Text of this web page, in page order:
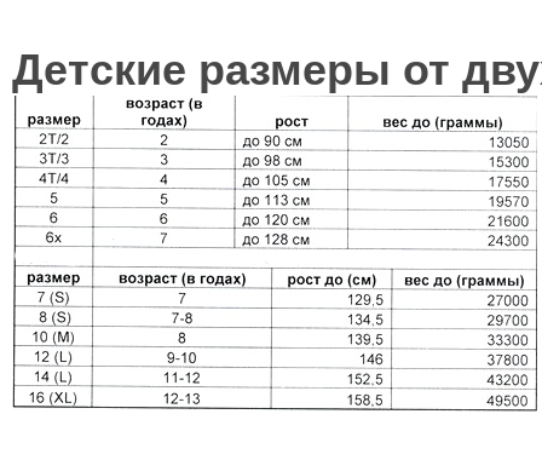
Детские размеры от